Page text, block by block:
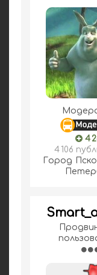
4
4 106
Город